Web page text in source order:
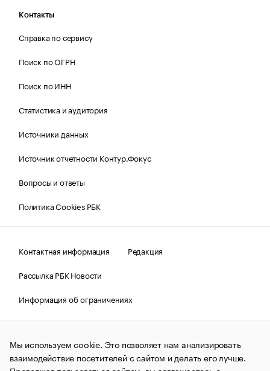
Контакты
Справка по сервису
Поиск по ОГРН
Поиск по ИНН
Статистика и аудитория
Источники данных
Источник отчетности Контур.Фокус
Вопросы и ответы
Политика Cookies РБК
Контактная информация
Редакция
Рассылка РБК Новости
Информация об ограничениях
Правовая информация
О соблюдении авторских прав
© АО «РОСБИЗНЕСКОНСАЛТИНГ»,1995–2026.Сообщения
и материалы информационного агентства «РБК»
(зарегистрировано Федеральной службой по надзору в сфере
Мы используем cookie. Это позволяет нам анализировать
взаимодействие посетителей с сайтом и делать его лучше.